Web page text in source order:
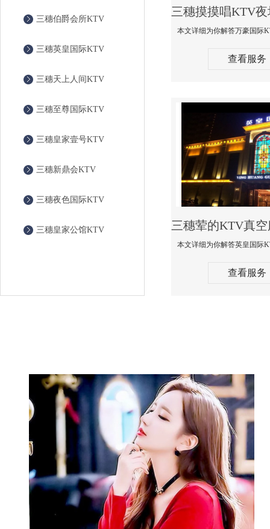
三穗伯爵会所KTV
三穗英皇国际KTV
三穗天上人间KTV
三穗至尊国际KTV
三穗皇家壹号KTV
三穗新鼎会KTV
三穗夜色国际KTV
三穗皇家公馆KTV
查看服务
查看服务